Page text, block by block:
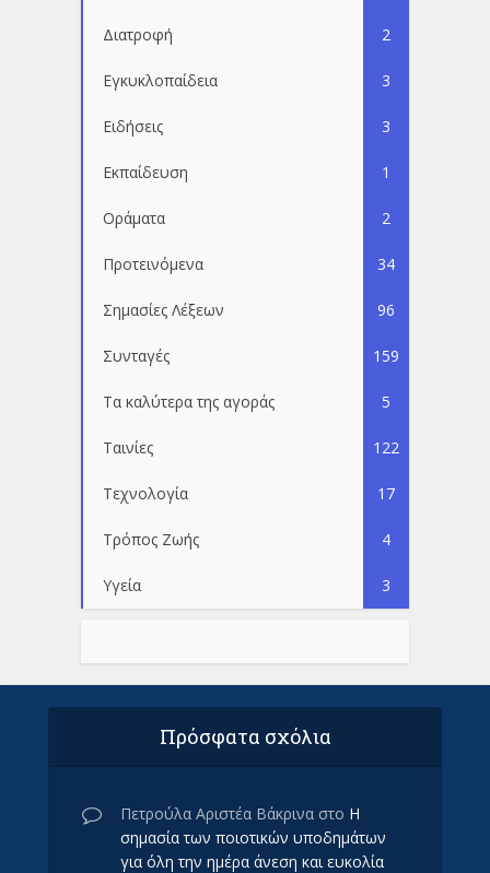
Διατροφή 2
Εγκυκλοπαίδεια 3
Ειδήσεις 3
Εκπαίδευση 1
Οράματα 2
Προτεινόμενα 34
Σημασίες Λέξεων 96
Συνταγές 159
Τα καλύτερα της αγοράς 5
Ταινίες 122
Τεχνολογία 17
Τρόπος Ζωής 4
Υγεία 3
Πρόσφατα σχόλια
Πετρούλα Αριστέα Βάκρινα στο Η
σημασία των ποιοτικών υποδημάτων
για όλη την ημέρα άνεση και ευκολία